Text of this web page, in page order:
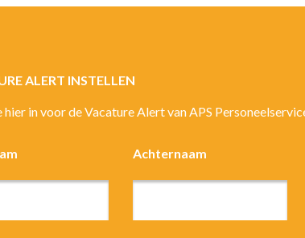
ALERT INSTELLEN
hier in voor de Vacature Alert van APS
Achternaam